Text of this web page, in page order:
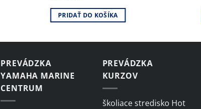
PRIDAŤ DO KOŠÍKA
PREVÁDZKA
YAMAHA MARINE
CENTRUM
PREVÁDZKA
KURZOV
školiace stredisko Hot